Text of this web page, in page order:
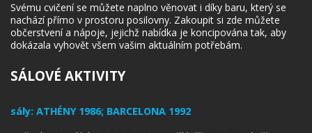
Svému cvičení se můžete naplno věnovat i díky baru, který se
nachází přímo v prostoru posilovny. Zakoupit si zde můžete
občerstvení a nápoje, jejichž nabídka je koncipována tak, aby
dokázala vyhovět všem vašim aktuálním potřebám.
SÁLOVÉ AKTIVITY
sály: ATHÉNY 1986; BARCELONA 1992